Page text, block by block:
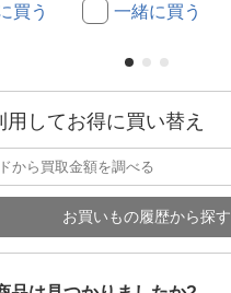
買う 一緒に買う
用してお得に買い替え
お買いもの履歴から探す